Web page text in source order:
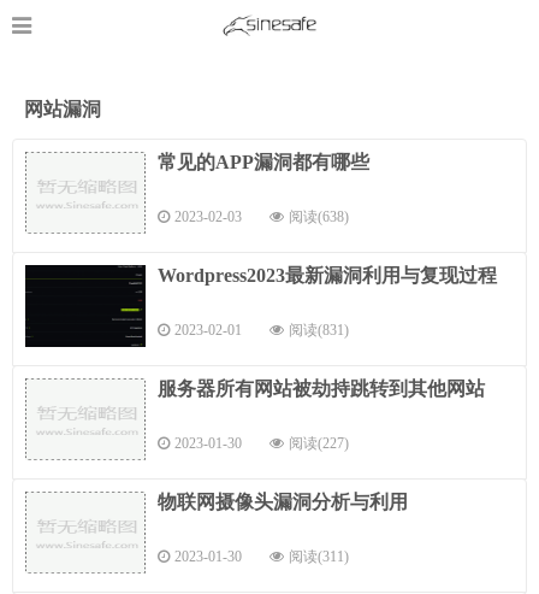
网站漏洞
常见的APP漏洞都有哪些
2023-02-03 阅读(638)
Wordpress2023最新漏洞利用与复现过程
2023-02-01 阅读(831)
服务器所有网站被劫持跳转到其他网站
2023-01-30 阅读(227)
物联网摄像头漏洞分析与利用
2023-01-30 阅读(311)